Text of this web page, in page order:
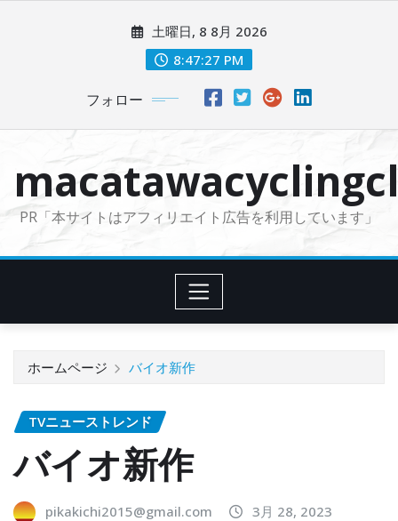
に
土曜日, 8 8月 2026
8:47:28 PM
フォロー
PR「本サイトはアフィリエイト広告を利用しています」
ホームページ バイオ新作
TVニューストレンド
バイオ新作
pikakichi2015@gmail.com
3月 28, 2023